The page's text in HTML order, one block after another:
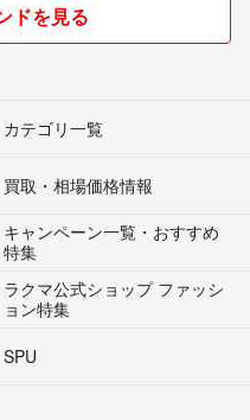
ドを見る
カテゴリ一覧
買取・相場価格情報
キャンペーン一覧・おすすめ
特集
ラクマ公式ショップ ファッシ
ョン特集
SPU